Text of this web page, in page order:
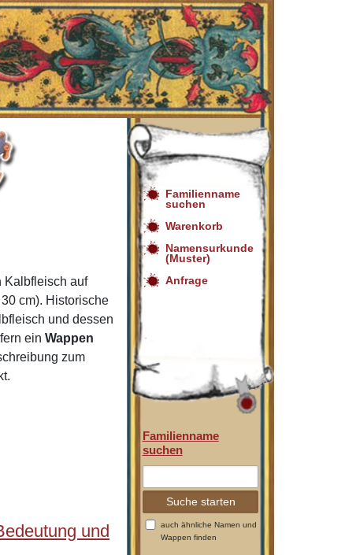
Kalbfleisch auf
cm). Historische
und dessen
einWappen
zum
und
Familienname
suchen
Warenkorb
Namensurkunde
(Muster)
Anfrage
Familienname
suchen
auch ähnliche Namen und
Wappen finden